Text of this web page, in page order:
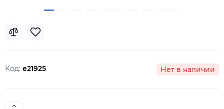
Код: e21925 Нет в наличии